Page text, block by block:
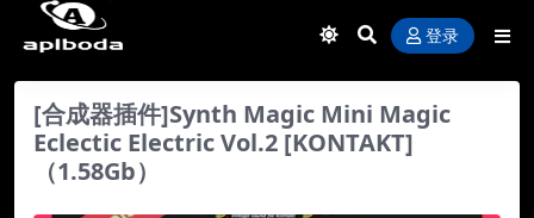
登录
[合成器插件]Synth Magic Mini Magic
Eclectic Electric Vol.2 [KONTAKT]
（1.58Gb）